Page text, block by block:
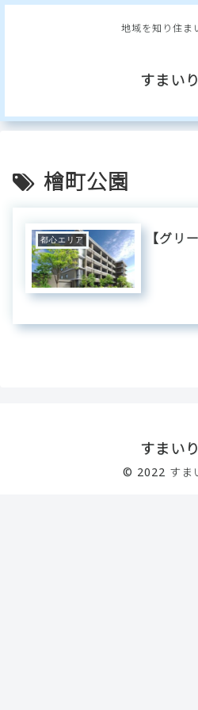
地域を知り住ま
すまい
檜町公園
都心エリア 【グリ
すまい
© 2022 すま